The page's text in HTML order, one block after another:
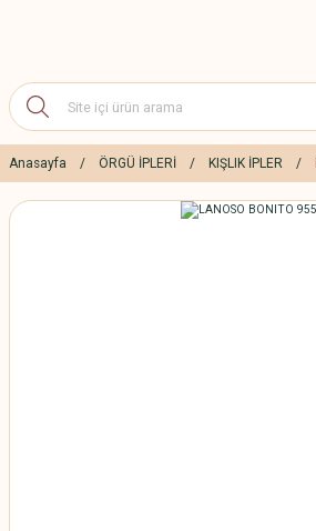
Anasayfa ÖRGÜ İPLERİ KIŞLIK İPLER